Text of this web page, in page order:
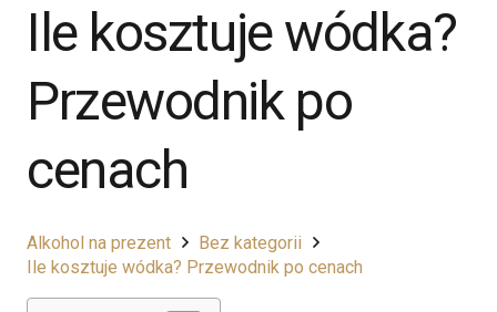
Ile kosztuje wódka?
Przewodnik po
cenach
Alkohol na prezent
Bez kategorii
Ile kosztuje wódka? Przewodnik po cenach